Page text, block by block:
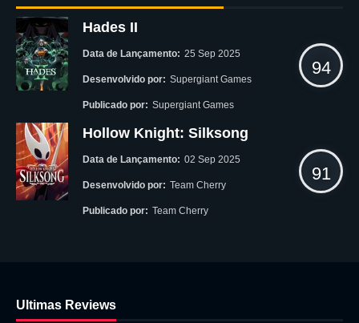
Hades II
Data de Lançamento: 25 Sep 2025
Desenvolvido por: Supergiant Games
Publicado por: Supergiant Games
94
Hollow Knight: Silksong
Data de Lançamento: 02 Sep 2025
Desenvolvido por: Team Cherry
Publicado por: Team Cherry
91
Ultimas Reviews